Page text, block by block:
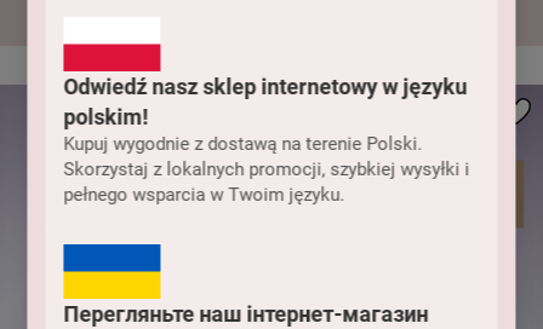
Odwiedź nasz sklep internetowy w języku
polskim!
Kupuj wygodnie z dostawą na terenie Polski.
Skorzystaj z lokalnych promocji, szybkiej wysyłki i
pełnego wsparcia w Twoim języku.
Перегляньте наш інтернет-магазин